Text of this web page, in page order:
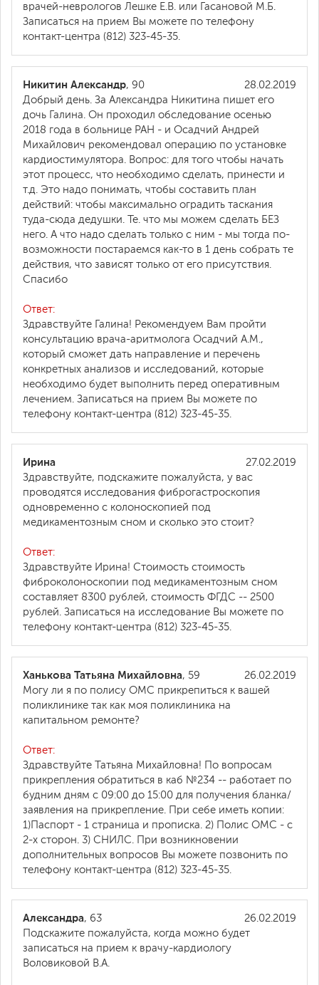
врачей-неврологов Лешке Е.В. или Гасановой М.Б.
Записаться на прием Вы можете по телефону
контакт-центра (812) 323-45-35.
28.02.2019
Никитин Александр, 90
Добрый день. За Александра Никитина пишет его
дочь Галина. Он проходил обследование осенью
2018 года в больнице РАН - и Осадчий Андрей
Михайлович рекомендовал операцию по установке
кардиостимулятора. Вопрос: для того чтобы начать
этот процесс, что необходимо сделать, принести и
т.д. Это надо понимать, чтобы составить план
действий: чтобы максимально оградить таскания
туда-сюда дедушки. Те. что мы можем сделать БЕЗ
него. А что надо сделать только с ним - мы тогда по-
возможности постараемся как-то в 1 день собрать те
действия, что зависят только от его присутствия.
Спасибо
Ответ:
Здравствуйте Галина! Рекомендуем Вам пройти
консультацию врача-аритмолога Осадчий А.М.,
который сможет дать направление и перечень
конкретных анализов и исследований, которые
необходимо будет выполнить перед оперативным
лечением. Записаться на прием Вы можете по
телефону контакт-центра (812) 323-45-35.
27.02.2019
Ирина
Здравствуйте, подскажите пожалуйста, у вас
проводятся исследования фиброгастроскопия
одновременно с колоноскопией под
медикаментозным сном и сколько это стоит?
Ответ:
Здравствуйте Ирина! Стоимость стоимость
фиброколоноскопии под медикаментозным сном
составляет 8300 рублей, стоимость ФГДС -- 2500
рублей. Записаться на исследование Вы можете по
телефону контакт-центра (812) 323-45-35.
26.02.2019
Ханькова Татьяна Михайловна, 59
Могу ли я по полису ОМС прикрепиться к вашей
поликлинике так как моя поликлиника на
капитальном ремонте?
Ответ:
Здравствуйте Татьяна Михайловна! По вопросам
прикрепления обратиться в каб №234 -- работает по
будним дням с 09:00 до 15:00 для получения бланка/
заявления на прикрепление. При себе иметь копии:
1)Паспорт - 1 страница и прописка. 2) Полис ОМС - с
2-х сторон. 3) СНИЛС. При возникновении
дополнительных вопросов Вы можете позвонить по
телефону контакт-центра (812) 323-45-35.
26.02.2019
Александрa, 63
Подскажите пожалуйста, когда можно будет
записаться на прием к врачу-кардиологу
Воловиковой В.А.